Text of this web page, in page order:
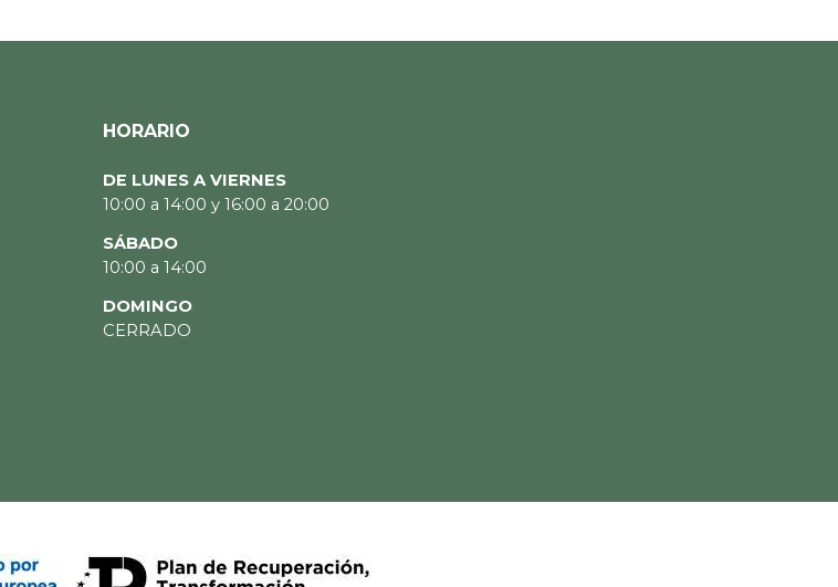
HORARIO
DE LUNES A VIERNES
10:00 a 14:00 y 16:00 a 20:00
SÁBADO
10:00 a 14:00
DOMINGO
CERRADO